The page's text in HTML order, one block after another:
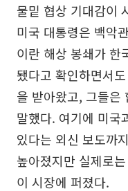
물밑 협상 기대감이
미국 대통령은 백악
이란 해상 봉쇄가 한
됐다고 확인하면서
을 받아왔고, 그들은
말했다. 여기에 미국
있다는 외신 보도까
높아졌지만 실제로
이 시장에 퍼졌다.